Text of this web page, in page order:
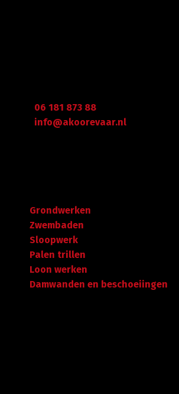
06 181 873 88
info@akoorevaar.nl
Grondwerken
Zwembaden
Sloopwerk
Palen trillen
Loon werken
Damwanden en beschoeiingen